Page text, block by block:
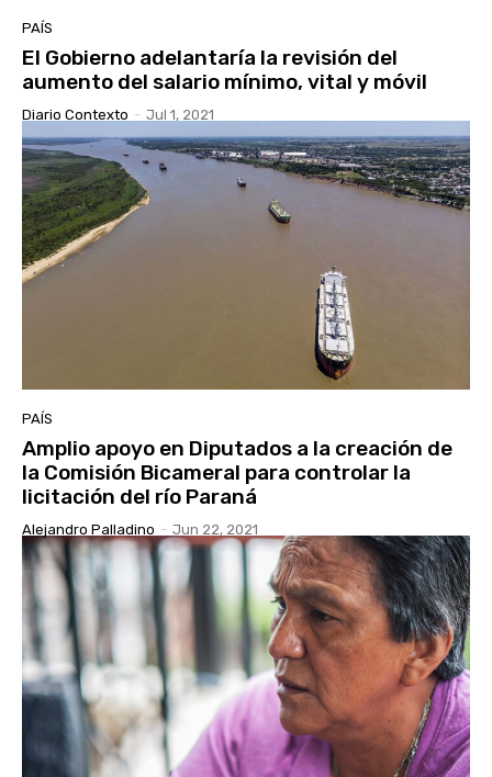
PAÍS
El Gobierno adelantaría la revisión del
aumento del salario mínimo, vital y móvil
Diario Contexto - Jul 1, 2021
PAÍS
Amplio apoyo en Diputados a la creación de
la Comisión Bicameral para controlar la
licitación del río Paraná
Alejandro Palladino - Jun 22, 2021